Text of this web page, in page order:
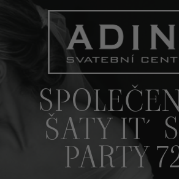
ŠATY
PARTY